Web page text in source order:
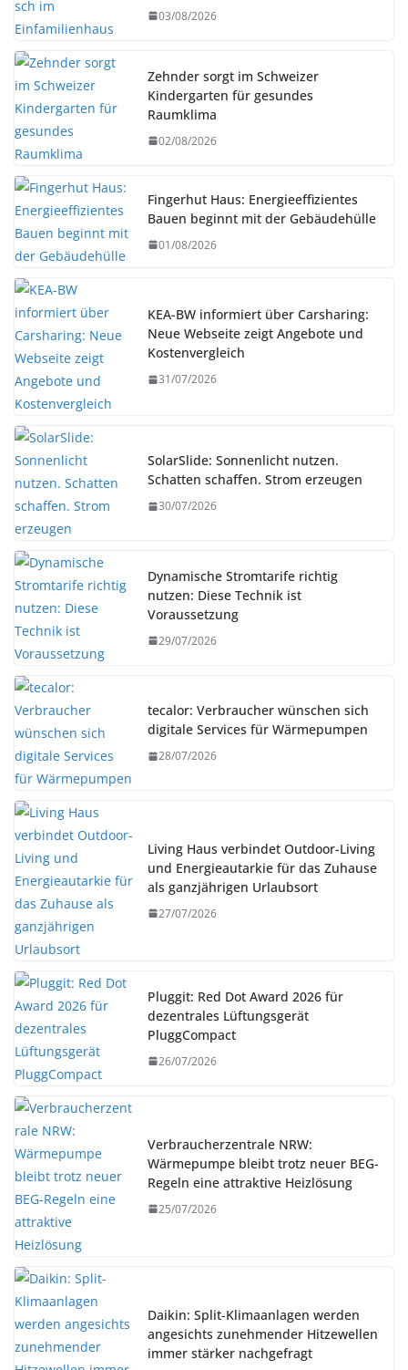
03/08/2026
Zehnder sorgt im Schweizer
Kindergarten für gesundes
Raumklima
02/08/2026
Fingerhut Haus: Energieeffizientes
Bauen beginnt mit der Gebäudehülle
01/08/2026
KEA-BW informiert über Carsharing:
Neue Webseite zeigt Angebote und
Kostenvergleich
31/07/2026
SolarSlide: Sonnenlicht nutzen.
Schatten schaffen. Strom erzeugen
30/07/2026
Dynamische Stromtarife richtig
nutzen: Diese Technik ist
Voraussetzung
29/07/2026
tecalor: Verbraucher wünschen sich
digitale Services für Wärmepumpen
28/07/2026
Living Haus verbindet Outdoor-Living
und Energieautarkie für das Zuhause
als ganzjährigen Urlaubsort
27/07/2026
Pluggit: Red Dot Award 2026 für
dezentrales Lüftungsgerät
PluggCompact
26/07/2026
Verbraucherzentrale NRW:
Wärmepumpe bleibt trotz neuer BEG-
Regeln eine attraktive Heizlösung
25/07/2026
Daikin: Split-Klimaanlagen werden
angesichts zunehmender Hitzewellen
immer stärker nachgefragt